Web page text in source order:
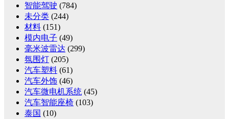
智能驾驶 (784)
未分类 (244)
材料 (151)
模内电子 (49)
毫米波雷达 (299)
氛围灯 (205)
汽车塑料 (61)
汽车外饰 (46)
汽车微电机系统 (45)
汽车智能座椅 (103)
泰国 (10)